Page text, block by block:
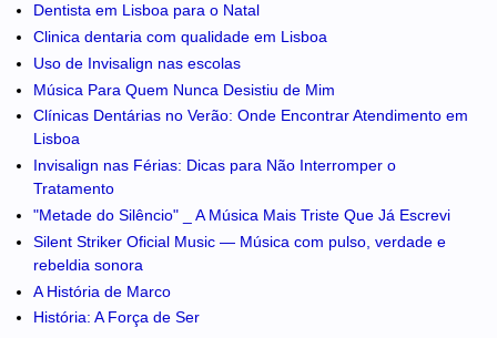
Dentista em Lisboa para o Natal
Clinica dentaria com qualidade em Lisboa
Uso de Invisalign nas escolas
Música Para Quem Nunca Desistiu de Mim
Clínicas Dentárias no Verão: Onde Encontrar Atendimento em
Lisboa
Invisalign nas Férias: Dicas para Não Interromper o
Tratamento
"Metade do Silêncio" _ A Música Mais Triste Que Já Escrevi
Silent Striker Oficial Music — Música com pulso, verdade e
rebeldia sonora
A História de Marco
História: A Força de Ser